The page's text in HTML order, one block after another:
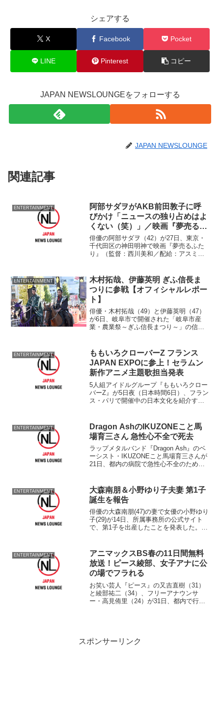
シェアする
X Facebook Pocket
LINE Pinterest コピー
JAPAN NEWSLOUNGEをフォローする
JAPAN NEWSLOUNGE
関連記事
ENTERTAINMENT
阿部サダヲがAKB前田敦子に呼
びかけ「ニュースの独り占めはよ
くない（笑）」／映画『夢売るふ
たり』ヒット祈願
俳優の阿部サダヲ（42）が27日、東京・
千代田区の神田明神で映画『夢売るふた
り』（監督：西川美和／配給：アスミッ
麗奈（32）、鈴木砂羽（39）、木村多江
（41）、...
ENTERTAINMENT
木村拓哉、伊藤英明 ぎふ信長ま
つりに参戦【オフィシャルレポー
ト】
俳優・木村拓哉（49）と伊藤英明（47）
が6日、岐阜市で開催された「岐阜市産
業・農業祭～ぎふ信長まつり～」の信長
ENTERTAINMENT
ももいろクローバーZ フランス
JAPAN EXPOに参上！セラムン
新作アニメ主題歌担当発表
5人組アイドルグループ『ももいろクロー
バーZ』が5日夜（日本時間6日）、フラン
ス・パリで開催中の日本文化を紹介する
コスプレで登場し
ENTERTAINMENT
Dragon AshのIKUZONEこと馬
場育三さん 急性心不全で死去
ラップメタルバンド『Dragon Ash』のベ
ーシスト・IKUZONEこと馬場育三さんが
21日、都内の病院で急性心不全のため、
が公式ホームページで発表しており、馬
場...
ENTERTAINMENT
大森南朋＆小野ゆり子夫妻 第1子
誕生を報告
俳優の大森南朋(47)の妻で女優の小野ゆり
子(29)が14日、所属事務所の公式サイト
で、第1子を出産したことを発表した。
ENTERTAINMENT
アニマックスBS春の11日間無料
放送！ピース綾部、女子アナに公
の場でフラれる
お笑い芸人『ピース』の又吉直樹（31）
と綾部祐二（34）、フリーアナウンサ
ー・高見侑里（24）が31日、都内で行わ
スポンサーリンク